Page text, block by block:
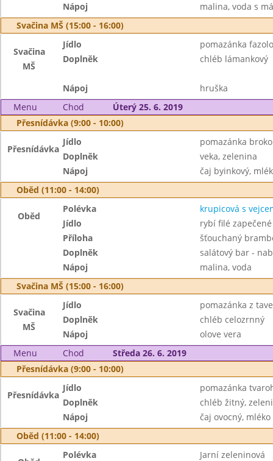
Nápoj
malina, voda s
Svačina MŠ (15:00 - 16:00)
Svačina
MŠ
Jídlo
pomazánka
Doplněk
chléb lámankový
Nápoj
hruška
Menu
Chod
Úterý 25. 6. 2019
Přesnídávka (9:00 - 10:00)
Přesnídávka
Jídlo
pomazánka
Doplněk
veka, zelenina
Nápoj
čaj byinkový,
Oběd (11:00 - 14:00)
Oběd
Polévka
krupicová s
Jídlo
rybí filé
Příloha
šťouchaný
Doplněk
salátový bar -
Nápoj
malina, voda
Svačina MŠ (15:00 - 16:00)
Svačina
MŠ
Jídlo
pomazánka z
Doplněk
chléb celozrnný
Nápoj
olove vera
Menu
Chod
Středa 26. 6. 2019
Přesnídávka (9:00 - 10:00)
Přesnídávka
Jídlo
pomazánka
Doplněk
chléb žitný,
Nápoj
čaj ovocný, mléko
Oběd (11:00 - 14:00)
Polévka Jarní zeleninová